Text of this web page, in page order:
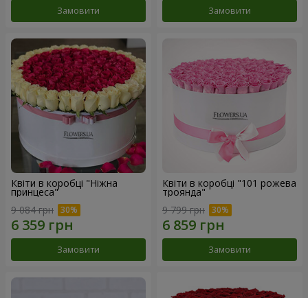
Замовити Замовити
Квіти в коробці "Ніжна
принцеса"
9 084 грн
Замовити
Квіти в коробці "101 рожева
троянда"
9 799 грн
Замовити